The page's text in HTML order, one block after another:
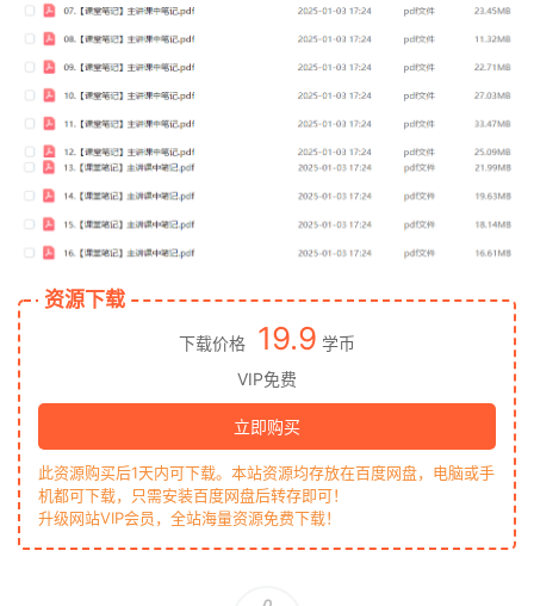
资源下载
下载价格 19.9 学币
VIP免费
立即购买
此资源购买后1天内可下载。本站资源均存放在百度网盘，电脑或手
机都可下载，只需安装百度网盘后转存即可！
升级网站VIP会员，全站海量资源免费下载！